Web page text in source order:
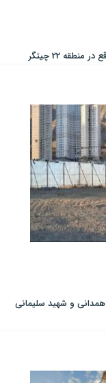
22 چیتگر
27 فاز 1و2 شهید همدانی و شهید سلیمانی